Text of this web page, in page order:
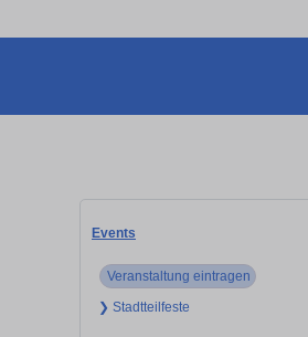
Events
Veranstaltung eintragen
❯ Stadtteilfeste